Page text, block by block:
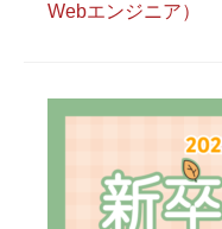
Webエンジニア）